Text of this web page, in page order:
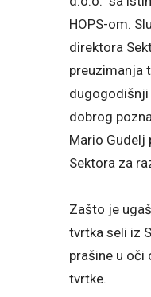
HOPS-om.
direktora
preuzimanja
dugogodišnji
dobrog
Mario Gudelj
Sektora za
Zašto je
tvrtka seli iz
prašine u oči
tvrtke.